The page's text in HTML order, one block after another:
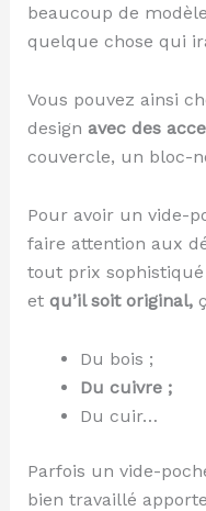
beaucoup de
quelque chose qui
Vous pouvez ainsi
design avec des
couvercle, un bloc-
Pour avoir un vide-
faire attention aux
tout prix sophistiqué
et qu’il soit original,
Du bois ;
Du cuivre ;
Du cuir…
Parfois un vide-
bien travaillé apporte